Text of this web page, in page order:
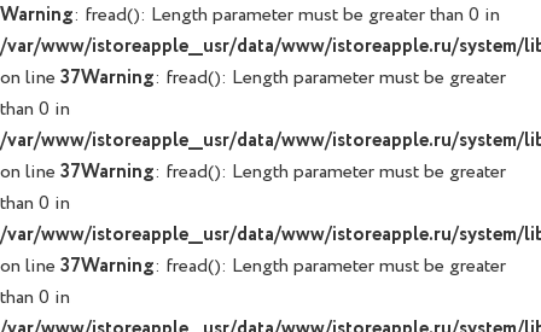
Warning: fread(): Length parameter must be greater than 0 in
/var/www/istoreapple__usr/data/www/istoreapple.ru/system/
on line 37Warning: fread(): Length parameter must be greater
than 0 in
/var/www/istoreapple__usr/data/www/istoreapple.ru/system/
on line 37Warning: fread(): Length parameter must be greater
than 0 in
/var/www/istoreapple__usr/data/www/istoreapple.ru/system/
on line 37Warning: fread(): Length parameter must be greater
than 0 in